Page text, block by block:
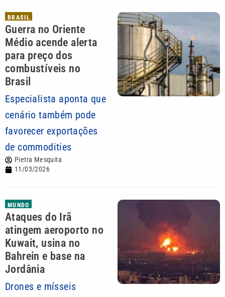
BRASIL
Guerra no Oriente
Médio acende alerta
para preço dos
combustíveis no
Brasil
Especialista aponta que
cenário também pode
favorecer exportações
de commodities
Pietra Mesquita
11/03/2026
MUNDO
Ataques do Irã
atingem aeroporto no
Kuwait, usina no
Bahrein e base na
Jordânia
Drones e mísseis